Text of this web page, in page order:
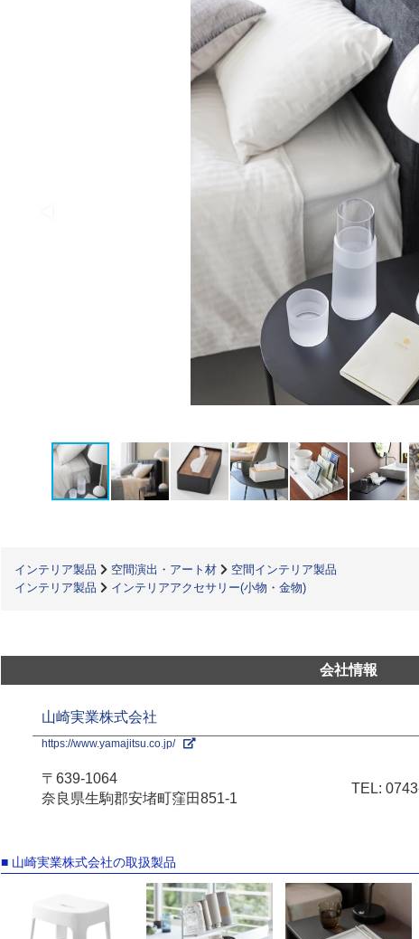
インテリア製品 空間演出・アート材
空間インテリア製品
インテリア製品
インテリアアクセサリー(小物・金物)
会社情報
山崎実業株式会社
https://www.yamajitsu.co.jp/
〒639-1064
奈良県生駒郡安堵町窪田851-1
TEL:
■ 山崎実業株式会社の取扱製品